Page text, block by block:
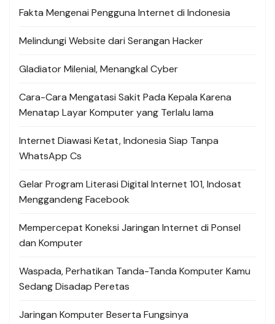
Fakta Mengenai Pengguna Internet di Indonesia
Melindungi Website dari Serangan Hacker
Gladiator Milenial, Menangkal Cyber
Cara-Cara Mengatasi Sakit Pada Kepala Karena
Menatap Layar Komputer yang Terlalu lama
Internet Diawasi Ketat, Indonesia Siap Tanpa
WhatsApp Cs
Gelar Program Literasi Digital Internet 101, Indosat
Menggandeng Facebook
Mempercepat Koneksi Jaringan Internet di Ponsel
dan Komputer
Waspada, Perhatikan Tanda-Tanda Komputer Kamu
Sedang Disadap Peretas
Jaringan Komputer Beserta Fungsinya